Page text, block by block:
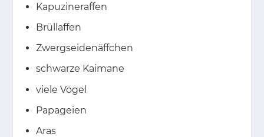
Kapuzineraffen
Brüllaffen
Zwergseidenäffchen
schwarze Kaimane
viele Vögel
Papageien
Aras